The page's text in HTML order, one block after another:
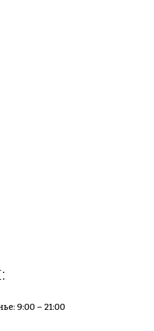
9:00 – 21:00